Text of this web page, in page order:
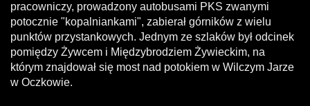
pracowniczy, prowadzony autobusami PKS zwanymi
potocznie "kopalniankami", zabierał górników z wielu
punktów przystankowych. Jednym ze szlaków był odcinek
pomiędzy Żywcem i Międzybrodziem Żywieckim, na
którym znajdował się most nad potokiem w Wilczym Jarze
w Oczkowie.